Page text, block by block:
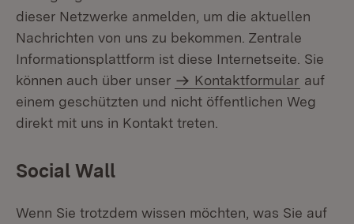
dieser Netzwerke anmelden, um die aktuellen
Nachrichten von uns zu bekommen. Zentrale
Informationsplattform ist diese Internetseite. Sie
können auch über unser
Kontaktformular auf
einem geschützten und nicht öffentlichen Weg
direkt mit uns in Kontakt treten.
Social Wall
Wenn Sie trotzdem wissen möchten, was Sie auf